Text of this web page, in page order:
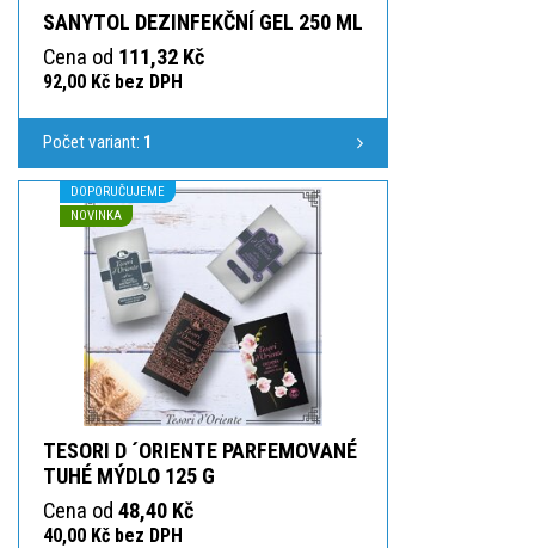
SANYTOL DEZINFEKČNÍ GEL 250 ML
Cena od 111,32 Kč
92,00 Kč bez DPH
Počet variant: 1
DOPORUČUJEME
NOVINKA
TESORI D ´ORIENTE PARFEMOVANÉ
TUHÉ MÝDLO 125 G
Cena od 48,40 Kč
40,00 Kč bez DPH